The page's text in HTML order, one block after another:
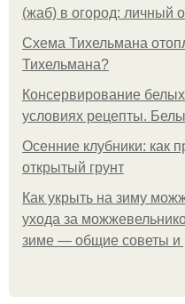
(жаб) в огород: личный
Схема Тихельмана
Тихельмана?
Консервирование
условиях рецепты.
Осенние клубники: как
открытый грунт
Как укрыть на зиму
ухода за
зиме — общие советы и